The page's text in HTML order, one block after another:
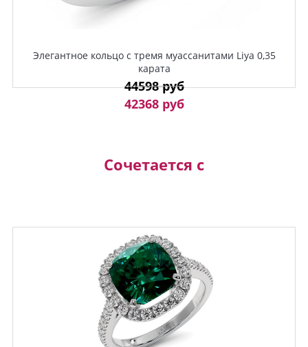
Элегантное кольцо с тремя муассанитами Liya 0,35
карата
44598 руб
42368 руб
Сочетается с